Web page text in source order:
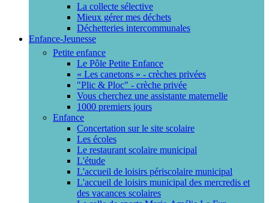
La collecte sélective
Mieux gérer mes déchets
Déchetteries intercommunales
Enfance-Jeunesse
Petite enfance
Le Pôle Petite Enfance
« Les canetons » - crèches privées
"Plic & Ploc" - crèche privée
Vous cherchez une assistante maternelle
1000 premiers jours
Enfance
Concertation sur le site scolaire
Les écoles
Le restaurant scolaire municipal
L'étude
L'accueil de loisirs périscolaire municipal
L'accueil de loisirs municipal des mercredis et
des vacances scolaires